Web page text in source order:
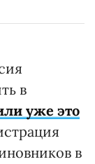
в
уже это
в